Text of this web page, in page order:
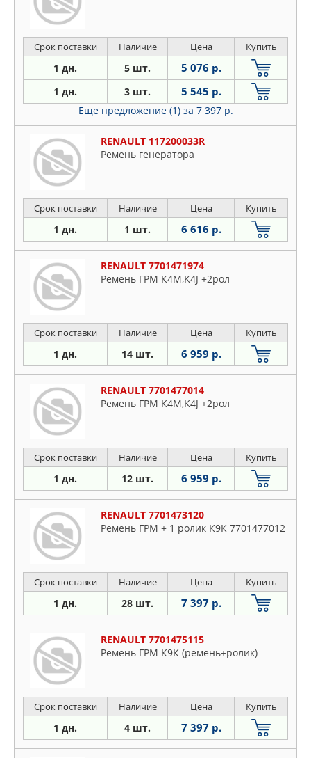
Срок поставки Наличие Цена Купить
1 дн. 5 шт. 5 076 р.
1 дн. 3 шт. 5 545 р.
Еще предложение (1) за 7 397 р.
RENAULT 117200033R
Ремень генератора
Срок поставки Наличие Цена Купить
1 дн. 1 шт. 6 616 р.
RENAULT 7701471974
Ремень ГРМ К4М,K4J +2рол
Срок поставки Наличие Цена Купить
1 дн. 14 шт. 6 959 р.
RENAULT 7701477014
Ремень ГРМ К4М,K4J +2рол
Срок поставки Наличие Цена Купить
1 дн. 12 шт. 6 959 р.
RENAULT 7701473120
Ремень ГРМ + 1 ролик К9К 7701477012
Срок поставки Наличие Цена Купить
1 дн. 28 шт. 7 397 р.
RENAULT 7701475115
Ремень ГРМ К9К (ремень+ролик)
Срок поставки Наличие Цена Купить
1 дн. 4 шт. 7 397 р.